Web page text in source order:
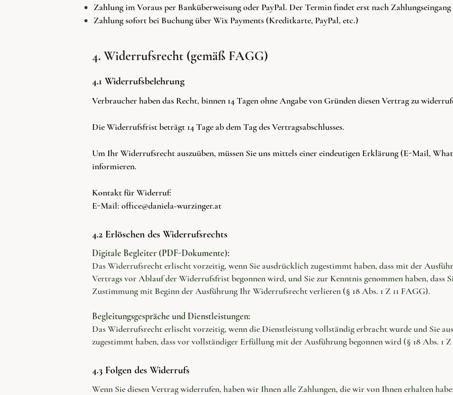
Zahlung im Voraus per Banküberweisung oder PayPal. Der Termin findet erst nach
Zahlung sofort bei Buchung über Wix Payments (Kreditkarte, PayPal, etc.)
4. Widerrufsrecht (gemäß FAGG)
4.1 Widerrufsbelehrung
Verbraucher haben das Recht, binnen 14 Tagen ohne Angabe von Gründen diesen Vertrag zu
Die Widerrufsfrist beträgt 14 Tage ab dem Tag des Vertragsabschlusses.
Um Ihr Widerrufsrecht auszuüben, müssen Sie uns mittels einer eindeutigen Erklärung (E-Mail,
informieren.
Kontakt für Widerruf:
E-Mail: office@daniela-wurzinger.at
4.2 Erlöschen des Widerrufsrechts
Digitale Begleiter (PDF-Dokumente):
Das Widerrufsrecht erlischt vorzeitig, wenn Sie ausdrücklich zugestimmt haben, dass mit der
Vertrags vor Ablauf der Widerrufsfrist begonnen wird, und Sie zur Kenntnis genommen haben, dass
Zustimmung mit Beginn der Ausführung Ihr Widerrufsrecht verlieren (§ 18 Abs. 1 Z 11 FAGG).
Begleitungsgespräche und Dienstleistungen:
Das Widerrufsrecht erlischt vorzeitig, wenn die Dienstleistung vollständig erbracht wurde und Sie
zugestimmt haben, dass vor vollständiger Erfüllung mit der Ausführung begonnen wird (§ 18 Abs. 1
4.3 Folgen des Widerrufs
Wenn Sie diesen Vertrag widerrufen, haben wir Ihnen alle Zahlungen, die wir von Ihnen erhalten